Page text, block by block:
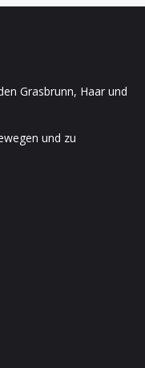
Grasbrunn, Haar und
und zu